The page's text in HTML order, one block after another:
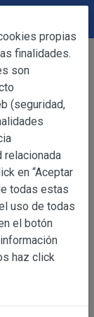
regulan la
ALBERT
productos
propias
finalidades.
son
(seguridad,
relacionada
en “Aceptar
todas estas
uso de todas
el botón
haz click